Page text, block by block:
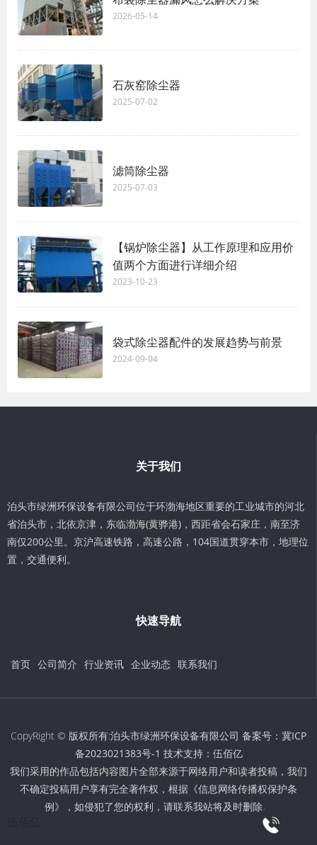
2026-05-14
石灰窑除尘器
2025-07-02
滤筒除尘器
2025-07-03
【锅炉除尘器】从工作原理和应用价
值两个方面进行详细介绍
2023-10-23
袋式除尘器配件的发展趋势与前景
2024-09-04
关于我们
泊头市绿洲环保设备有限公司位于环渤海地区重要的工业城市的河北
省泊头市，北依京津，东临渤海(黄骅港)，西距省会石家庄，南至济
南仅200公里。京沪高速铁路，高速公路，104国道贯穿本市，地理位
置，交通便利。
快速导航
首页 公司简介 行业资讯 企业动态 联系我们
CopyRight © 版权所有:泊头市绿洲环保设备有限公司 备案号： 冀ICP
备2023021383号-1 技术支持： 伍佰亿
我们采用的作品包括内容图片全部来源于网络用户和读者投稿，我们
不确定投稿用户享有完全著作权，根据《信息网络传播权保护条
例》，如侵犯了您的权利，请联系我站将及时删除。